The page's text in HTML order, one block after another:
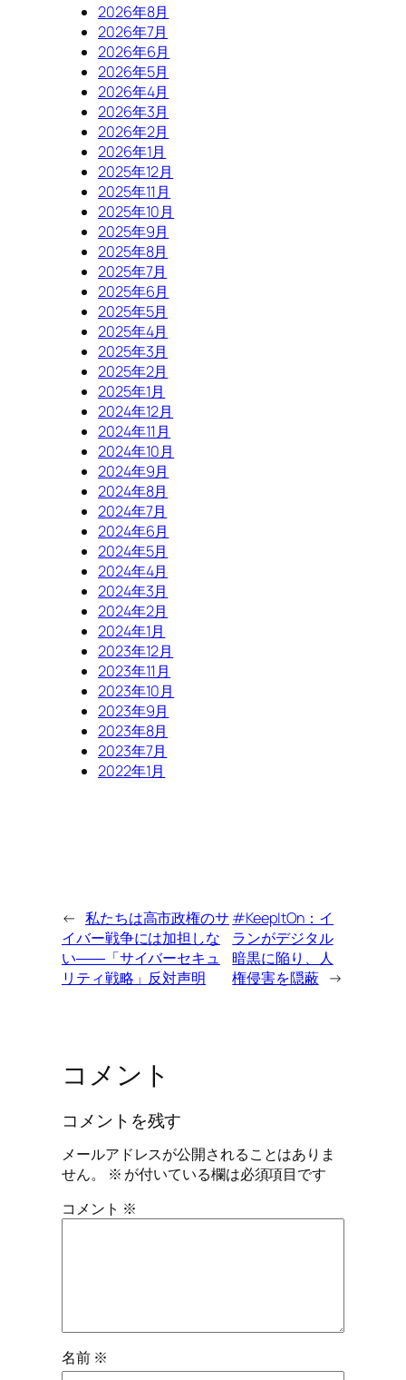
2026年8月
2026年7月
2026年6月
2026年5月
2026年4月
2026年3月
2026年2月
2026年1月
2025年12月
2025年11月
2025年10月
2025年9月
2025年8月
2025年7月
2025年6月
2025年5月
2025年4月
2025年3月
2025年2月
2025年1月
2024年12月
2024年11月
2024年10月
2024年9月
2024年8月
2024年7月
2024年6月
2024年5月
2024年4月
2024年3月
2024年2月
2024年1月
2023年12月
2023年11月
2023年10月
2023年9月
2023年8月
2023年7月
2022年1月
← 私たちは高市政権のサ
イバー戦争には加担しな
い――「サイバーセキュ
リティ戦略」反対声明
#KeepItOn：イ
ランがデジタル
暗黒に陥り、人
権侵害を隠蔽 →
コメント
コメントを残す
メールアドレスが公開されることはありま
せん。
※ が付いている欄は必須項目です
コメント ※
名前 ※